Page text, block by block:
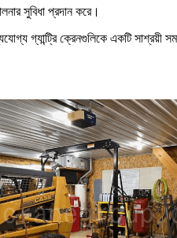
সুবিধা প্রদান করে।
গ্যান্ট্রি ক্রেনগুলিকে একটি সাশ্রয়ী